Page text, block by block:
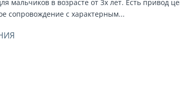
мальчиков в возрасте от 3х лет. Есть привод
сопровождение с характерным...